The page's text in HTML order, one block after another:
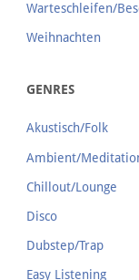
Warteschleifen/
Weihnachten
GENRES
Akustisch/Folk
Ambient/
Chillout/Lounge
Disco
Dubstep/Trap
Easy Listening